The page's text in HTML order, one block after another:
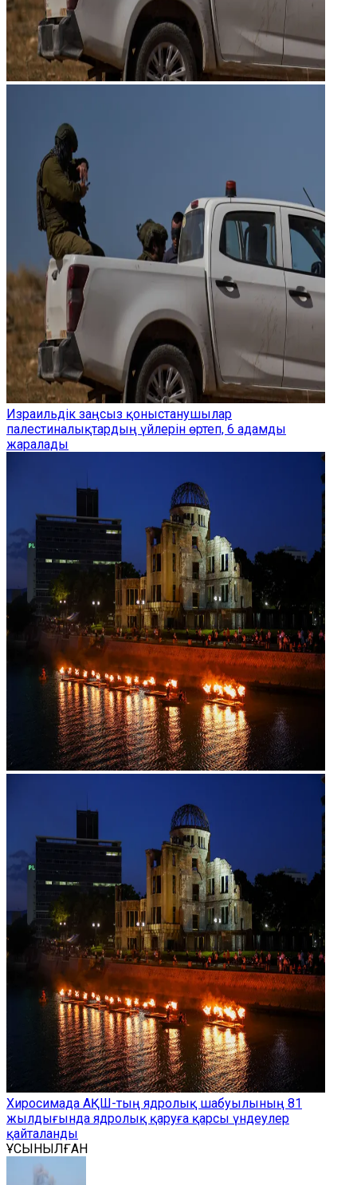
Израильдік заңсыз қоныстанушылар
палестиналықтардың үйлерін өртеп, 6 адамды
жаралады
Хиросимада АҚШ-тың ядролық шабуылының 81
жылдығында ядролық қаруға қарсы үндеулер
қайталанды
ҰСЫНЫЛҒАН